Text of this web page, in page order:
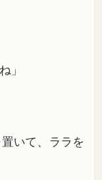
」
いて、ララを